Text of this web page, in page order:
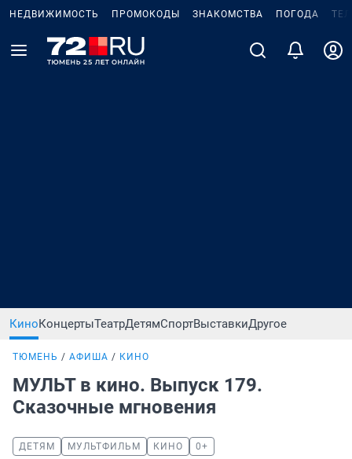
НЕДВИЖИМОСТЬ ПРОМОКОДЫ ЗНАКОМСТВА ПОГОДА
КиноКонцертыТеатрДетямСпортВыставкиДругое
ТЮМЕНЬ АФИША КИНО
МУЛЬТ в кино. Выпуск 179.
Сказочные мгновения
ДЕТЯМ МУЛЬТФИЛЬМ КИНО 0+